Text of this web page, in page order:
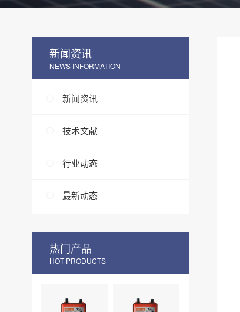
新闻资讯
NEWS INFORMATION
新闻资讯
技术文献
行业动态
最新动态
热门产品
HOT PRODUCTS